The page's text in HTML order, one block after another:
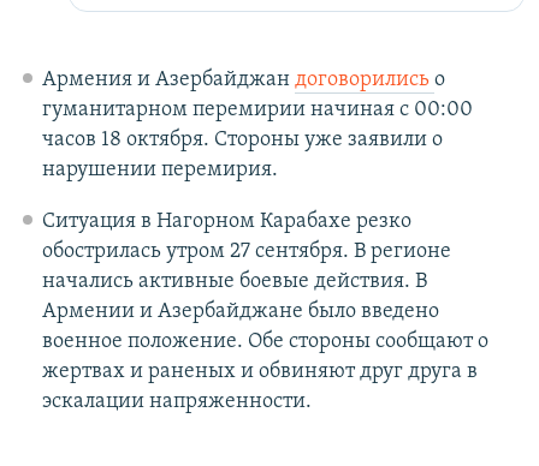
Армения и Азербайджан договорились о
гуманитарном перемирии начиная с 00:00
часов 18 октября. Стороны уже заявили о
нарушении перемирия.
Ситуация в Нагорном Карабахе резко
обострилась утром 27 сентября. В регионе
начались активные боевые действия. В
Армении и Азербайджане было введено
военное положение. Обе стороны сообщают о
жертвах и раненых и обвиняют друг друга в
эскалации напряженности.